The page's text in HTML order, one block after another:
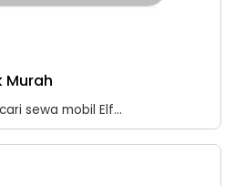
Murah
sewa mobil Elf...